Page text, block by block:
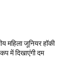
महिला जूनियर हॉकी
में दिखाएंगी दम